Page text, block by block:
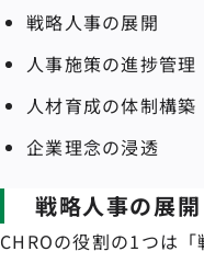
戦略人事の展開
人事施策の進捗管理
人材育成の体制構築
企業理念の浸透
戦略人事の展開
CHROの役割の1つは「